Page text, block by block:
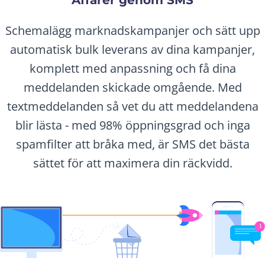
Schemalägg marknadskampanjer och sätt upp
automatisk bulk leverans av dina kampanjer,
komplett med anpassning och få dina
meddelanden skickade omgående. Med
textmeddelanden så vet du att meddelandena
blir lästa - med 98% öppningsgrad och inga
spamfilter att bråka med, är SMS det bästa
sättet för att maximera din räckvidd.